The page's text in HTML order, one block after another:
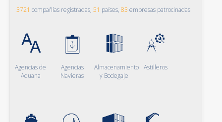
3721 compañías registradas, 51 países, 83 empresas patrocinadas
Agencias de
Aduana
Agencias
Navieras
Almacenamiento
y Bodegaje
Astilleros